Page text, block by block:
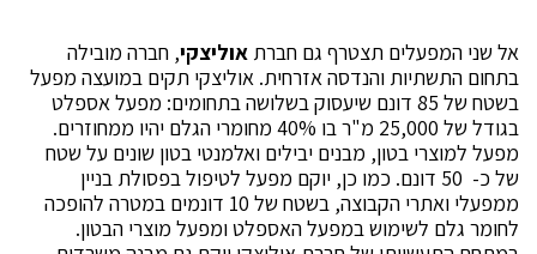
אל שני המפעלים תצטרף גם חברת אוליצקי, חברה מובילה
בתחום התשתיות והנדסה אזרחית. אוליצקי תקים במועצה מפעל
בשטח של 85 דונם שיעסוק בשלושה בתחומים: מפעל אספלט
בגודל של 25,000 מ"ר בו 40% מחומרי הגלם יהיו ממחוזרים.
מפעל למוצרי בטון, מבנים יבילים ואלמנטי בטון שונים על שטח
של כ- 50 דונם. כמו כן, יוקם מפעל לטיפול בפסולת בניין
ממפעלי ואתרי הקבוצה, בשטח של 10 דונמים במטרה להופכה
לחומר גלם לשימוש במפעל האספלט ומפעל מוצרי הבטון.